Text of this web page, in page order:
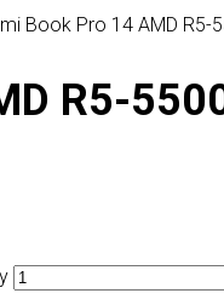
Book Pro 14 AMD R5-
R5-